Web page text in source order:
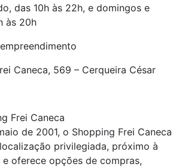
das 10h às 22h, e domingos e
às 20h
Caneca, 569 – Cerqueira César
Frei Caneca
de 2001, o Shopping Frei Caneca
privilegiada, próximo à
e oferece opções de compras,